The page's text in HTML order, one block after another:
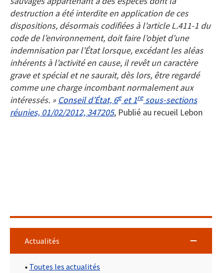
destruction a été interdite en application de ces
dispositions, désormais codifiées à l’article L.411-1 du
code de l’environnement, doit faire l’objet d’une
indemnisation par l’État lorsque, excédant les aléas
inhérents à l’activité en cause, il revêt un caractère
grave et spécial et ne saurait, dès lors, être regardé
comme une charge incombant normalement aux
intéressés. » Conseil d’État, 6eet 1resous-sections
réunies, 01/02/2012, 347205, Publié au recueil Lebon
Actualités
• Toutes les actualités